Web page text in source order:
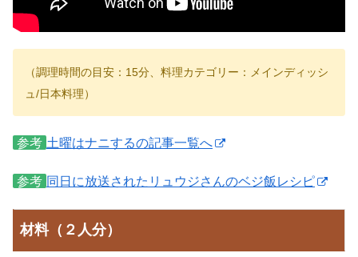
（調理時間の目安：15分、料理カテゴリー：メインディッシ
ュ/日本料理）
参考 土曜はナニするの記事一覧へ
参考 同日に放送されたリュウジさんのベジ飯レシピ
材料（２人分）